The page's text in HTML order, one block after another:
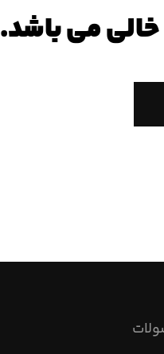
می باشد.